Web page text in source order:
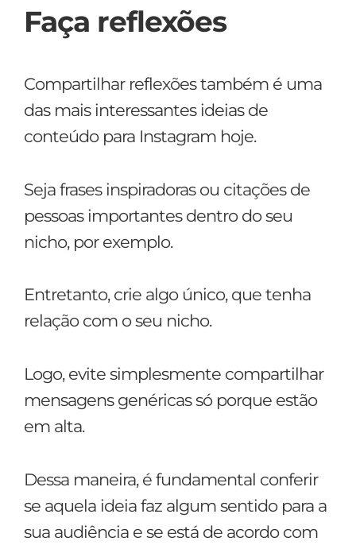
Faça reflexões
Compartilhar reflexões também é uma
das mais interessantes ideias de
conteúdo para Instagram hoje.
Seja frases inspiradoras ou citações de
pessoas importantes dentro do seu
nicho, por exemplo.
Entretanto, crie algo único, que tenha
relação com o seu nicho.
Logo, evite simplesmente compartilhar
mensagens genéricas só porque estão
em alta.
Dessa maneira, é fundamental conferir
se aquela ideia faz algum sentido para a
sua audiência e se está de acordo com